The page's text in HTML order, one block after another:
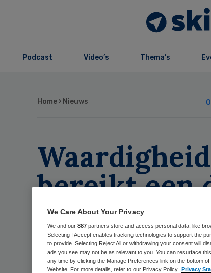
Podcast Video’s Thema’s
Home › Nieuws
bereikt een
de
We Care About Your Privacy
We and our 887 partners store and access personal data, like
Selecting I Accept enables tracking technologies to support the
to provide. Selecting Reject All or withdrawing your consent will
ads you see may not be as relevant to you. You can resurface
any time by clicking the Manage Preferences link on the bottom
Website. For more details, refer to our Privacy Policy. Privacy